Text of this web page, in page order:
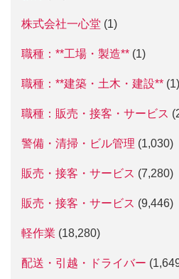
株式会社一心堂 (1)
職種：**工場・製造** (1)
職種：**建築・土木・建設** (1)
職種：販売・接客・サービス
警備・清掃・ビル管理 (1,030)
販売・接客・サービス (7,280)
販売・接客・サービス (9,446)
軽作業 (18,280)
配送・引越・ドライバー